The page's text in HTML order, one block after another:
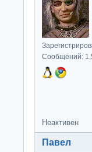
Сообщений:
Неактивен
Павел